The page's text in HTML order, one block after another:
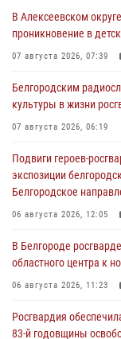
В Алексеевском
проникновение в
07 августа 2026, 07:39
Белгородским
культуры в жизни
07 августа 2026, 06:19
Подвиги
экспозиции
Белгородское
06 августа 2026, 12:05
В Белгороде
областного центра к
06 августа 2026, 11:23
Росгвардия
83-й годовщины